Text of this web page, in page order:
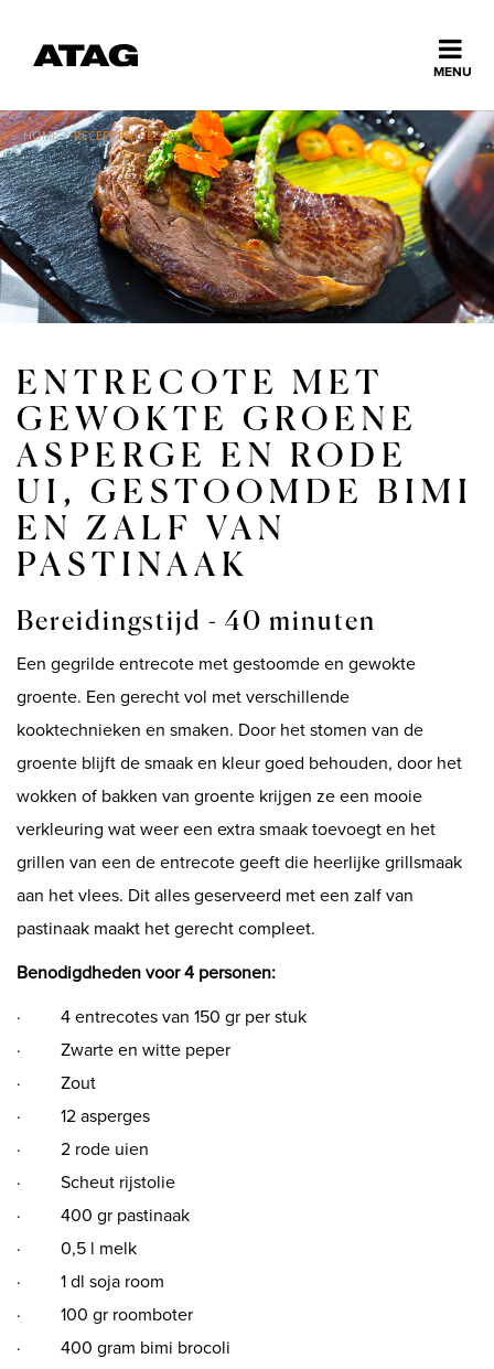
MENU
Home
Collectie
Ontdek ATAG
Inspiratie
Service
Shop
HOME / RECEPT ENTRECOTE
ENTRECOTE MET
GEWOKTE GROENE
ASPERGE EN RODE
UI, GESTOOMDE BIMI
EN ZALF VAN
PASTINAAK
Bereidingstijd - 40 minuten
Een gegrilde entrecote met gestoomde en gewokte
groente. Een gerecht vol met verschillende
kooktechnieken en smaken. Door het stomen van de
groente blijft de smaak en kleur goed behouden, door het
wokken of bakken van groente krijgen ze een mooie
verkleuring wat weer een extra smaak toevoegt en het
grillen van een de entrecote geeft die heerlijke grillsmaak
aan het vlees. Dit alles geserveerd met een zalf van
pastinaak maakt het gerecht compleet.
Benodigdheden voor 4 personen:
· 4 entrecotes van 150 gr per stuk
· Zwarte en witte peper
· Zout
· 12 asperges
· 2 rode uien
· Scheut rijstolie
· 400 gr pastinaak
· 0,5 l melk
· 1 dl soja room
· 100 gr roomboter
· 400 gram bimi brocoli